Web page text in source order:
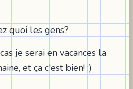
quoi les gens?
je serai en vacances la
et ça c'est bien! :)